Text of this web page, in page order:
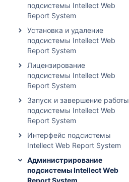
подсистемы Intellect Web
Report System
Установка и удаление
подсистемы Intellect Web
Report System
Лицензирование
подсистемы Intellect Web
Report System
Запуск и завершение работы
подсистемы Intellect Web
Report System
Интерфейс подсистемы
Intellect Web Report System
Администрирование
подсистемы Intellect Web
Report System